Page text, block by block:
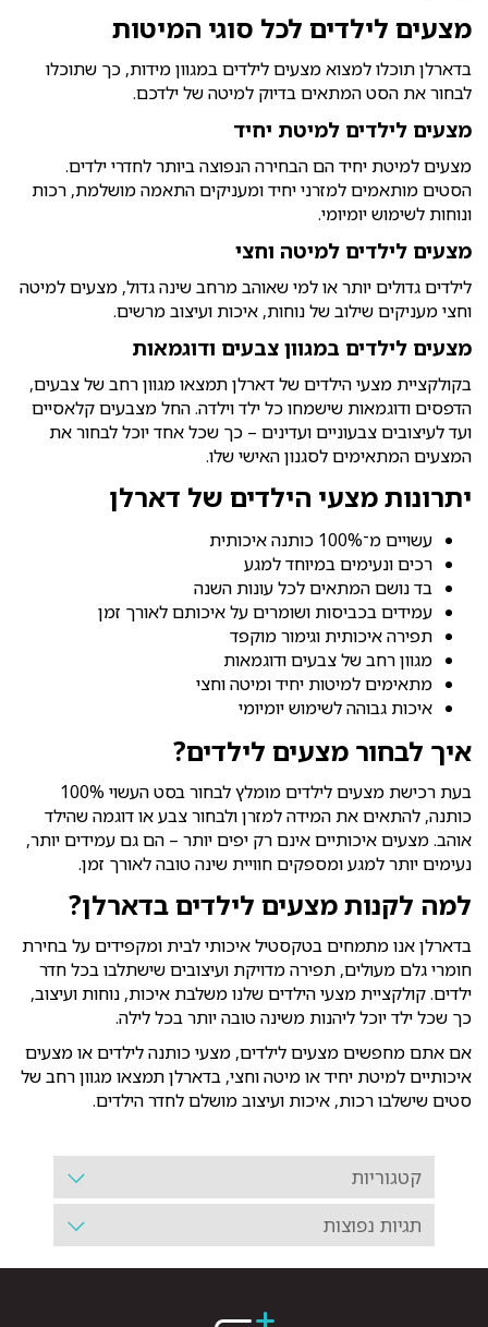
מצעים לילדים לכל סוגי המיטות
בדארלן תוכלו למצוא מצעים לילדים במגוון מידות, כך שתוכלו
לבחור את הסט המתאים בדיוק למיטה של ילדכם.
מצעים לילדים למיטת יחיד
מצעים למיטת יחיד הם הבחירה הנפוצה ביותר לחדרי ילדים.
הסטים מותאמים למזרני יחיד ומעניקים התאמה מושלמת, רכות
ונוחות לשימוש יומיומי.
מצעים לילדים למיטה וחצי
לילדים גדולים יותר או למי שאוהב מרחב שינה גדול, מצעים למיטה
וחצי מעניקים שילוב של נוחות, איכות ועיצוב מרשים.
מצעים לילדים במגוון צבעים ודוגמאות
בקולקציית מצעי הילדים של דארלן תמצאו מגוון רחב של צבעים,
הדפסים ודוגמאות שישמחו כל ילד וילדה. החל מצבעים קלאסיים
ועד לעיצובים צבעוניים ועדינים – כך שכל אחד יוכל לבחור את
המצעים המתאימים לסגנון האישי שלו.
יתרונות מצעי הילדים של דארלן
עשויים מ־100% כותנה איכותית
רכים ונעימים במיוחד למגע
בד נושם המתאים לכל עונות השנה
עמידים בכביסות ושומרים על איכותם לאורך זמן
תפירה איכותית וגימור מוקפד
מגוון רחב של צבעים ודוגמאות
מתאימים למיטות יחיד ומיטה וחצי
איכות גבוהה לשימוש יומיומי
איך לבחור מצעים לילדים?
בעת רכישת מצעים לילדים מומלץ לבחור בסט העשוי 100%
כותנה, להתאים את המידה למזרן ולבחור צבע או דוגמה שהילד
אוהב. מצעים איכותיים אינם רק יפים יותר – הם גם עמידים יותר,
נעימים יותר למגע ומספקים חוויית שינה טובה לאורך זמן.
למה לקנות מצעים לילדים בדארלן?
בדארלן אנו מתמחים בטקסטיל איכותי לבית ומקפידים על בחירת
חומרי גלם מעולים, תפירה מדויקת ועיצובים שישתלבו בכל חדר
ילדים. קולקציית מצעי הילדים שלנו משלבת איכות, נוחות ועיצוב,
כך שכל ילד יוכל ליהנות משינה טובה יותר בכל לילה.
אם אתם מחפשים מצעים לילדים, מצעי כותנה לילדים או מצעים
איכותיים למיטת יחיד או מיטה וחצי, בדארלן תמצאו מגוון רחב של
סטים שישלבו רכות, איכות ועיצוב מושלם לחדר הילדים.
קטגוריות
תגיות נפוצות